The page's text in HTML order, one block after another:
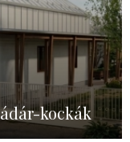
kockák